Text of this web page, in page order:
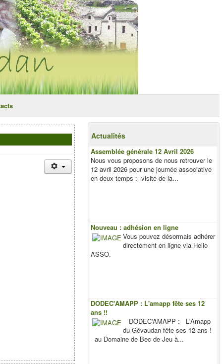
Actualités
Assemblée générale 12 Avril 2026
Nous vous proposons de nous retrouver le
12 avril 2026 pour une journée associative
en deux temps : -visite de la...
Nouveau : adhésion en ligne
Vous pouvez désormais adhérer
directement en ligne via Hello
ASSO.
DODEC'AMAPP : L'amapp fête ses 12
ans !!
DODEC'AMAPP : L'Amapp
du Gévaudan fête ses 12 ans !
au Domaine de Bec de Jeu à...